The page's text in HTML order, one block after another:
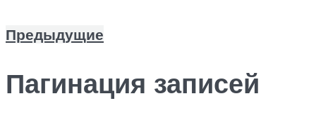
Предыдущие
Пагинация записей